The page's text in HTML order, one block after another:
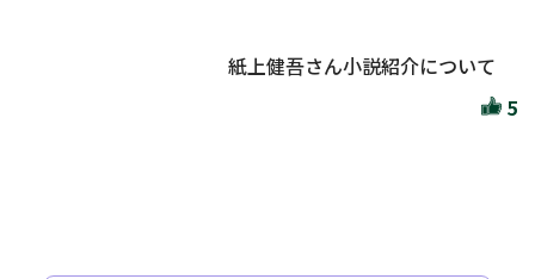
紙上健吾さん小説紹介について
5